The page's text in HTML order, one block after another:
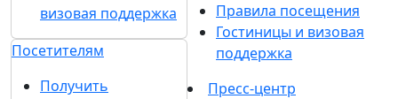
визовая поддержка
Посетителям
Получить
Правила посещения
Гостиницы и визовая
поддержка
Пресс-центр